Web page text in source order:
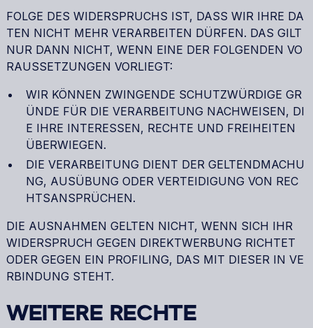
FOLGE DES WIDERSPRUCHS IST, DASS WIR IHRE DA
TEN NICHT MEHR VERARBEITEN DÜRFEN. DAS GILT
NUR DANN NICHT, WENN EINE DER FOLGENDEN VO
RAUSSETZUNGEN VORLIEGT:
WIR KÖNNEN ZWINGENDE SCHUTZWÜRDIGE GR
ÜNDE FÜR DIE VERARBEITUNG NACHWEISEN, DI
E IHRE INTERESSEN, RECHTE UND FREIHEITEN
ÜBERWIEGEN.
DIE VERARBEITUNG DIENT DER GELTENDMACHU
NG, AUSÜBUNG ODER VERTEIDIGUNG VON REC
HTSANSPRÜCHEN.
DIE AUSNAHMEN GELTEN NICHT, WENN SICH IHR
WIDERSPRUCH GEGEN DIREKTWERBUNG RICHTET
ODER GEGEN EIN PROFILING, DAS MIT DIESER IN VE
RBINDUNG STEHT.
WEITERE RECHTE